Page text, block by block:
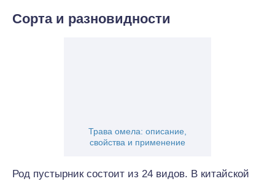
Сорта и разновидности
Трава омела: описание,
свойства и применение
Род пустырник состоит из 24 видов. В китайской